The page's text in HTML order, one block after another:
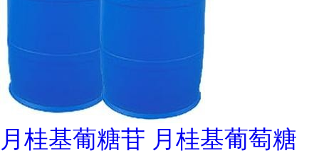
月桂基葡糖苷 月桂基葡萄糖